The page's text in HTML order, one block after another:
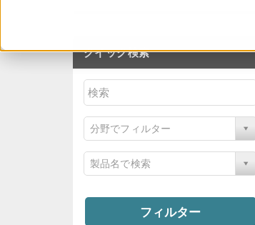
クイック検索
分野でフィルター
製品名で検索
フィルター